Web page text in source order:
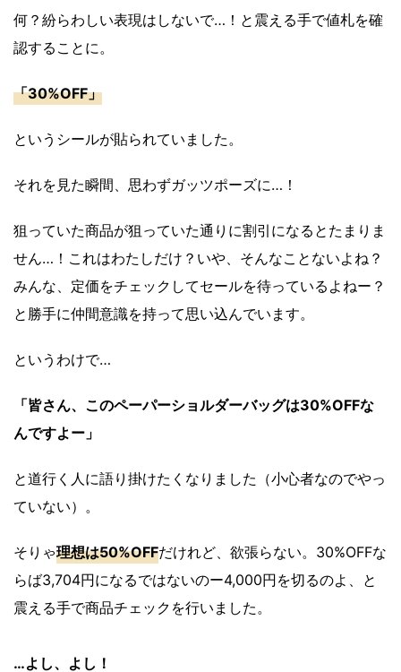
何？紛らわしい表現はしないで…！と震える手で値札を確
認することに。
「30%OFF」
というシールが貼られていました。
それを見た瞬間、思わずガッツポーズに…！
狙っていた商品が狙っていた通りに割引になるとたまりま
せん…！これはわたしだけ？いや、そんなことないよね？
みんな、定価をチェックしてセールを待っているよねー？
と勝手に仲間意識を持って思い込んでいます。
というわけで…
「皆さん、このペーパーショルダーバッグは30%OFFな
んですよー」
と道行く人に語り掛けたくなりました（小心者なのでやっ
ていない）。
そりゃ理想は50%OFFだけれど、欲張らない。30%OFFな
らば3,704円になるではないのー4,000円を切るのよ、と
震える手で商品チェックを行いました。
…よし、よし！